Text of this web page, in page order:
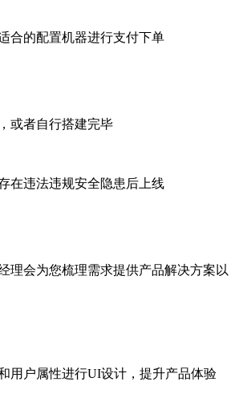
合的配置机器进行支付下单
或者自行搭建完毕
在违法违规安全隐患后上线
理会为您梳理需求提供产品解决方案以
用户属性进行UI设计，提升产品体验